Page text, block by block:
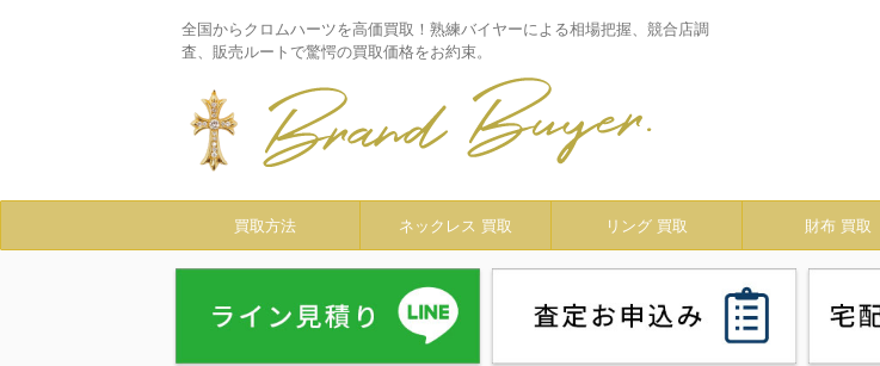
全国からクロムハーツを高価買取！熟練バイヤーによる相場把握、競合店調
査、販売ルートで驚愕の買取価格をお約束。
買取方法 ネックレス 買取 リング 買取 財布 買取